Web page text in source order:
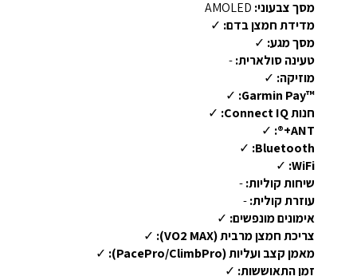
מסך צבעוני:
מדידת חמצן בדם: ✓
מסך מגע: ✓
טעינה סולארית:-
מוזיקה: ✓
™Garmin Pay:
✓
חנות Connect IQ:
✓
ANT+®:
✓
Bluetooth:
✓
WiFi:
✓
שיחות קוליות:-
עוזרת קולית:-
אימונים מונפשים: ✓
צריכת חמצן מרבית (VO2 MAX):
✓
מאמן קצב ועליות (PacePro/ClimbPro):
✓
זמן התאוששות: ✓